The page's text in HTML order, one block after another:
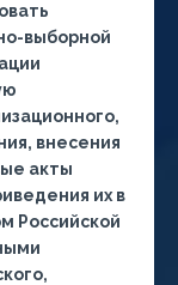
выборной
внесения
акты
их в
Российской